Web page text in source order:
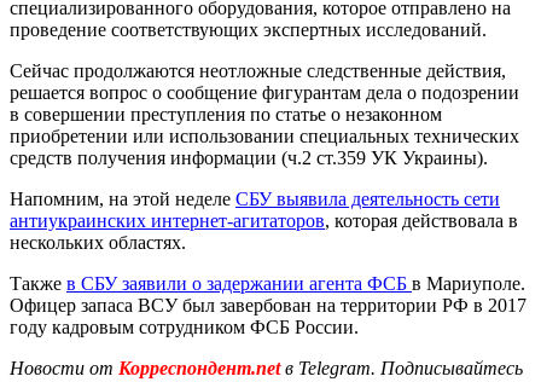
специализированного оборудования, которое отправлено на
проведение соответствующих экспертных исследований.
Сейчас продолжаются неотложные следственные действия,
решается вопрос о сообщение фигурантам дела о подозрении
в совершении преступления по статье о незаконном
приобретении или использовании специальных технических
средств получения информации (ч.2 ст.359 УК Украины).
Напомним, на этой неделе СБУ выявила деятельность сети
антиукраинских интернет-агитаторов, которая действовала в
нескольких областях.
Также в СБУ заявили о задержании агента ФСБ в Мариуполе.
Офицер запаса ВСУ был завербован на территории РФ в 2017
году кадровым сотрудником ФСБ России.
Новости от Корреспондент.netв Telegram. Подписывайтесь